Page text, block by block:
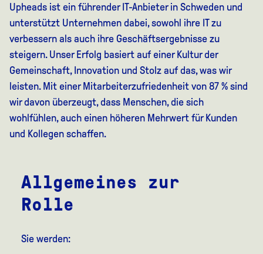
Upheads ist ein führender IT-Anbieter in Schweden und
unterstützt Unternehmen dabei, sowohl ihre IT zu
verbessern als auch ihre Geschäftsergebnisse zu
steigern. Unser Erfolg basiert auf einer Kultur der
Gemeinschaft, Innovation und Stolz auf das, was wir
leisten. Mit einer Mitarbeiterzufriedenheit von 87 % sind
wir davon überzeugt, dass Menschen, die sich
wohlfühlen, auch einen höheren Mehrwert für Kunden
und Kollegen schaffen.
Allgemeines zur
Rolle
Sie werden: